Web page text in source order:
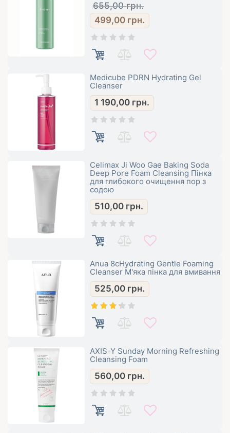
655,00 грн.
499,00 грн.
Medicube PDRN Hydrating Gel
Cleanser
1 190,00 грн.
Celimax Ji Woo Gae Baking Soda
Deep Pore Foam Cleansing Пінка
для глибокого очищення пор з
содою
510,00 грн.
Anua 8сHydrating Gentle Foaming
Cleanser М'яка пінка для вмивання
525,00 грн.
AXIS-Y Sunday Morning Refreshing
Cleansing Foam
560,00 грн.